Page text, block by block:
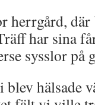
herrgård,
har sina
sysslor på
hälsade